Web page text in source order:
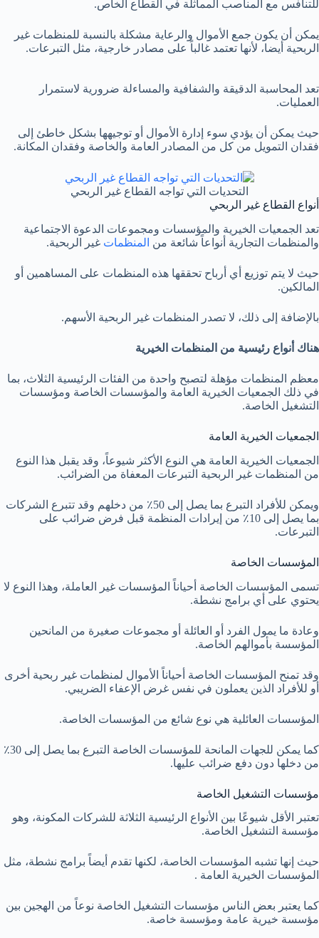
للتنافس مع المناصب المماثلة في القطاع الخاص.
يمكن أن يكون جمع الأموال والرعاية مشكلة بالنسبة للمنظمات غير
الربحية أيضا، لأنها تعتمد غالباً على مصادر خارجية، مثل التبرعات.
تعد المحاسبة الدقيقة والشفافية والمساءلة ضرورية لاستمرار
العمليات.
حيث يمكن أن يؤدي سوء إدارة الأموال أو توجيهها بشكل خاطئ إلى
فقدان التمويل من كل من المصادر العامة والخاصة وفقدان المكانة.
التحديات التي تواجه القطاع غير الربحي
أنواع القطاع غير الربحي
تعد الجمعيات الخيرية والمؤسسات ومجموعات الدعوة الاجتماعية
والمنظمات التجارية أنواعاً شائعة من المنظمات غير الربحية.
حيث لا يتم توزيع أي أرباح تحققها هذه المنظمات على المساهمين أو
المالكين.
بالإضافة إلى ذلك، لا تصدر المنظمات غير الربحية الأسهم.
هناك أنواع رئيسية من المنظمات الخيرية
معظم المنظمات مؤهلة لتصبح واحدة من الفئات الرئيسية الثلاث، بما
في ذلك الجمعيات الخيرية العامة والمؤسسات الخاصة ومؤسسات
التشغيل الخاصة.
الجمعيات الخيرية العامة
الجمعيات الخيرية العامة هي النوع الأكثر شيوعاً، وقد يقبل هذا النوع
من المنظمات غير الربحية التبرعات المعفاة من الضرائب.
ويمكن للأفراد التبرع بما يصل إلى 50٪ من دخلهم وقد تتبرع الشركات
بما يصل إلى 10٪ من إيرادات المنظمة قبل فرض ضرائب على
التبرعات.
المؤسسات الخاصة
تسمى المؤسسات الخاصة أحياناً المؤسسات غير العاملة، وهذا النوع لا
يحتوي على أي برامج نشطة.
وعادة ما يمول الفرد أو العائلة أو مجموعات صغيرة من المانحين
المؤسسة بأموالهم الخاصة.
وقد تمنح المؤسسات الخاصة أحياناً الأموال لمنظمات غير ربحية أخرى
أو للأفراد الذين يعملون في نفس غرض الإعفاء الضريبي.
المؤسسات العائلية هي نوع شائع من المؤسسات الخاصة.
كما يمكن للجهات المانحة للمؤسسات الخاصة التبرع بما يصل إلى 30٪
من دخلها دون دفع ضرائب عليها.
مؤسسات التشغيل الخاصة
تعتبر الأقل شيوعًا بين الأنواع الرئيسية الثلاثة للشركات المكونة، وهو
مؤسسة التشغيل الخاصة.
حيث إنها تشبه المؤسسات الخاصة، لكنها تقدم أيضاً برامج نشطة، مثل
المؤسسات الخيرية العامة .
كما يعتبر بعض الناس مؤسسات التشغيل الخاصة نوعاً من الهجين بين
مؤسسة خيرية عامة ومؤسسة خاصة.